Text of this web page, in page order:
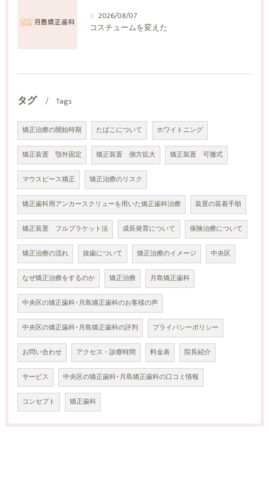
2026/08/07
コスチュームを変えた
タグ Tags
矯正治療の開始時期 たばこについて ホワイトニング
矯正装置 顎外固定 矯正装置 側方拡大 矯正装置 可撤式
マウスピース矯正 矯正治療のリスク
矯正歯科用アンカースクリューを用いた矯正歯科治療 装置の装着手順
矯正装置 フルブラケット法 成長発育について 保険治療について
矯正治療の流れ 抜歯について 矯正治療のイメージ 中央区
なぜ矯正治療をするのか 矯正治療 月島矯正歯科
中央区の矯正歯科･月島矯正歯科のお客様の声
中央区の矯正歯科･月島矯正歯科の評判 プライバシーポリシー
お問い合わせ アクセス・診療時間 料金表 院長紹介
サービス 中央区の矯正歯科･月島矯正歯科の口コミ情報
コンセプト 矯正歯科